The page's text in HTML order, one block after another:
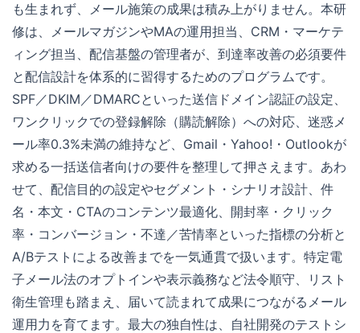
も生まれず、メール施策の成果は積み上がりません。本研
修は、メールマガジンやMAの運用担当、CRM・マーケテ
ィング担当、配信基盤の管理者が、到達率改善の必須要件
と配信設計を体系的に習得するためのプログラムです。
SPF／DKIM／DMARCといった送信ドメイン認証の設定、
ワンクリックでの登録解除（購読解除）への対応、迷惑メ
ール率0.3%未満の維持など、Gmail・Yahoo!・Outlookが
求める一括送信者向けの要件を整理して押さえます。あわ
せて、配信目的の設定やセグメント・シナリオ設計、件
名・本文・CTAのコンテンツ最適化、開封率・クリック
率・コンバージョン・不達／苦情率といった指標の分析と
A/Bテストによる改善までを一気通貫で扱います。特定電
子メール法のオプトインや表示義務など法令順守、リスト
衛生管理も踏まえ、届いて読まれて成果につながるメール
運用力を育てます。最大の独自性は、自社開発のテストシ